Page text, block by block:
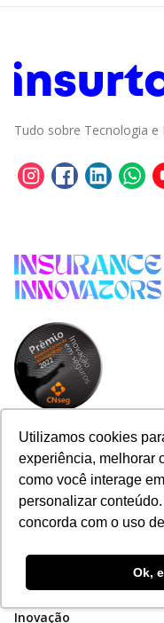
Utilizamos cookies
experiência, melhorar
como você interage
personalizar
concorda com o uso
Ok,
Tudo sobre Tecnologia
Categorias
Início
Inovação